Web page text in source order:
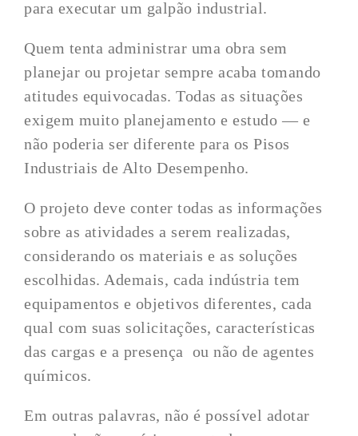
para executar um galpão industrial.
Quem tenta administrar uma obra sem
planejar ou projetar sempre acaba tomando
atitudes equivocadas. Todas as situações
exigem muito planejamento e estudo — e
não poderia ser diferente para os Pisos
Industriais de Alto Desempenho.
O projeto deve conter todas as informações
sobre as atividades a serem realizadas,
considerando os materiais e as soluções
escolhidas. Ademais, cada indústria tem
equipamentos e objetivos diferentes, cada
qual com suas solicitações, características
das cargas e a presença ou não de agentes
químicos.
Em outras palavras, não é possível adotar